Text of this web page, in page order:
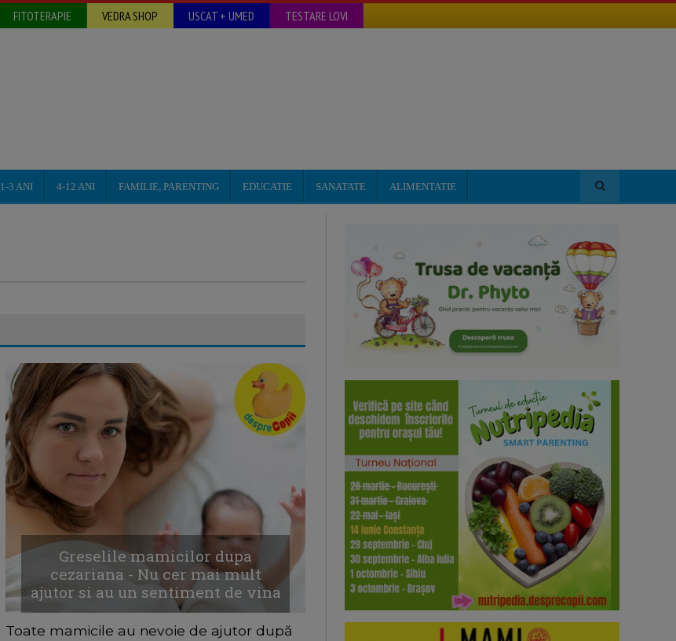
FITOTERAPIE VEDRA SHOP USCAT + UMED TESTARE LOVI
1-3 ANI 4-12 ANI FAMILIE, PARENTING EDUCATIE SANATATE ALIMENTATIE
Greselile mamicilor dupa
cezariana - Nu cer mai mult
ajutor si au un sentiment de vina
Toate mamicile au nevoie de ajutor după